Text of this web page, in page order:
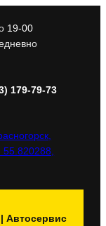
19-00
179-79-73
Автосервис